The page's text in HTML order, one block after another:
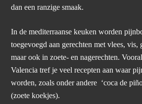
dan een ranzige smaak.
In de mediterraanse keuken worden
toegevoegd aan gerechten met vlees, vis,
maar ook in zoete- en nagerechten.
Valencia tref je veel recepten aan waar
worden, zoals onder andere ‘coca de
(zoete koekjes).